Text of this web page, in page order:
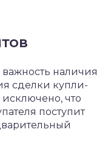
наличия
сделки купли-
что
поступит